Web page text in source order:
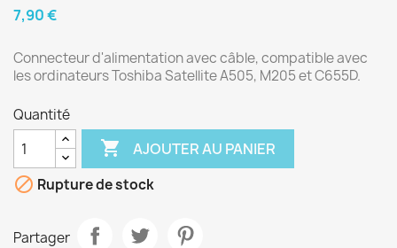
7,90 €
Connecteur d'alimentation avec câble, compatible avec
les ordinateurs Toshiba Satellite A505, M205 et C655D.
Quantité
 AJOUTER AU PANIER
 Rupture de stock
Partager